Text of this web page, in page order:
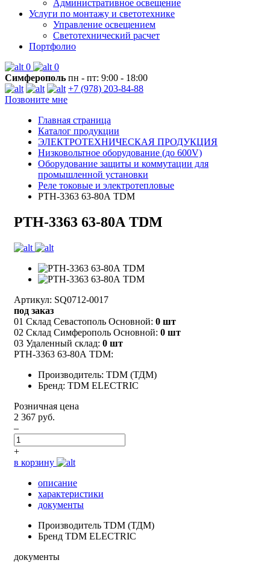
Административное освещение
Услуги по монтажу и светотехнике
Управление освещением
Светотехнический расчет
Портфолио
0
0
Симферополь пн - пт: 9:00 - 18:00
+7 (978) 203-84-88
Позвоните мне
Главная страница
Каталог продукции
ЭЛЕКТРОТЕХНИЧЕСКАЯ ПРОДУКЦИЯ
Низковольтное оборудование (до 600V)
Оборудование защиты и коммутации для
промышленной установки
Реле токовые и электротепловые
РТН-3363 63-80А TDM
РТН-3363 63-80А TDM
Артикул: SQ0712-0017
под заказ
01 Склад Севастополь Основной: 0 шт
02 Склад Симферополь Основной: 0 шт
03 Удаленный склад: 0 шт
РТН-3363 63-80А TDM:
Производитель: TDM (ТДМ)
Бренд: TDM ELECTRIC
Розничная цена
2 367 руб.
–
+
в корзину
описание
характеристики
документы
Производитель TDM (ТДМ)
Бренд TDM ELECTRIC
документы